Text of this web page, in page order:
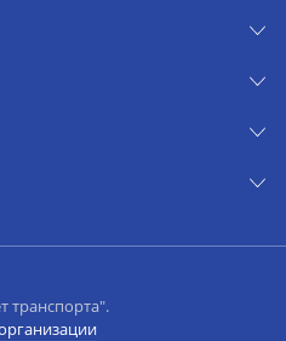
транспорта".